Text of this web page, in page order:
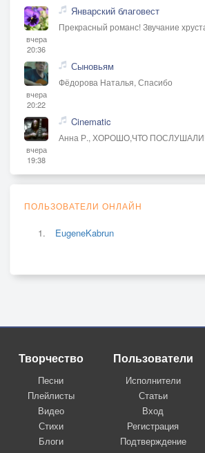
вчера
20:36
Январский благовест
Прекрасный романс! Звучание
вчера
20:22
Сыновьям
Фёдорова Наталья, Спасибо
вчера
19:38
Cinematic
Анна Р., ХОРОШО,ЧТО ПОСЛУШАЛИ!
ПОЛЬЗОВАТЕЛИ ОНЛАЙН
EugeneKabrun
Творчество
Песни
Плейлисты
Видео
Стихи
Блоги
Пользователи
Исполнители
Статьи
Вход
Регистрация
Подтверждение